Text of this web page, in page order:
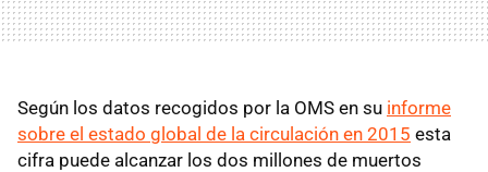
Según los datos recogidos por la OMS en su informe
sobre el estado global de la circulación en 2015 esta
cifra puede alcanzar los dos millones de muertos